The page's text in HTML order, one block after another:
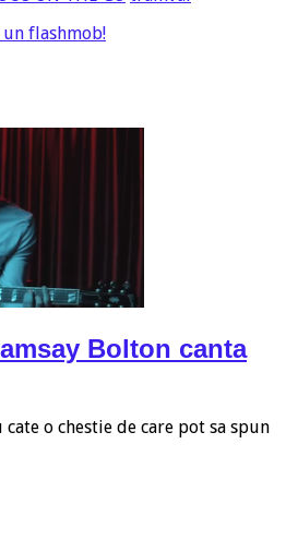
un flashmob!
Bolton canta
o chestie de care pot sa spun